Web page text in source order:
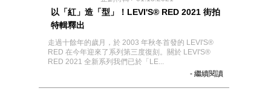
以「紅」造「型」！LEVI'S® RED 2021 街拍
特輯釋出
走過十餘年的歲月，於 2003 年秋冬首發的 LEVI'S®
RED 在今年迎來了系列第三度復刻。關於 LEVI'S®
RED 2021 全新系列我們已於「LE...
- 繼續閱讀